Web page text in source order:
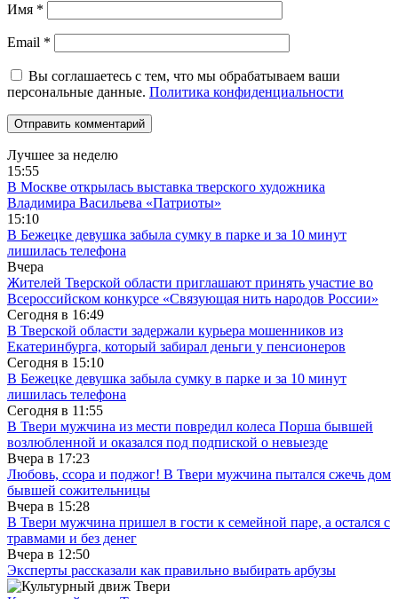
Имя *
Email *
Вы соглашаетесь с тем, что мы обрабатываем ваши
персональные данные. Политика конфиденциальности
Лучшее за неделю
15:55
В Москве открылась выставка тверского художника
Владимира Васильева «Патриоты»
15:10
В Бежецке девушка забыла сумку в парке и за 10 минут
лишилась телефона
Вчера
Жителей Тверской области приглашают принять участие во
Все­рос­сий­ско­м конкурсе «Свя­зу­ю­щая нить на­ро­дов Рос­сии»
Сегодня в 16:49
В Тверской области задержали курьера мошенников из
Екатеринбурга, который забирал деньги у пенсионеров
Сегодня в 15:10
В Бежецке девушка забыла сумку в парке и за 10 минут
лишилась телефона
Сегодня в 11:55
В Твери мужчина из мести повредил колеса Порша бывшей
возлюбленной и оказался под подпиской о невыезде
Вчера в 17:23
Любовь, ссора и поджог! В Твери мужчина пытался сжечь дом
бывшей сожительницы
Вчера в 15:28
В Твери мужчина пришел в гости к семейной паре, а остался с
травмами и без денег
Вчера в 12:50
Эксперты рассказали как правильно выбирать арбузы